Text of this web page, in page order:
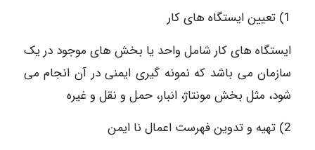
1) تعیین ایستگاه های کار
ایستگاه های کار شامل واحد یا بخش های موجود در یک
سازمان می باشد که نمونه گیری ایمنی در آن انجام می
شود، مثل بخش مونتاژ، انبار، حمل و نقل و غیره
2) تهیه و تدوین فهرست اعمال نا ایمن